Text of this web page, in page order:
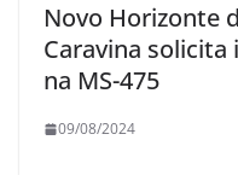
Novo Horizonte
Caravina solicita
na MS-475
09/08/2024